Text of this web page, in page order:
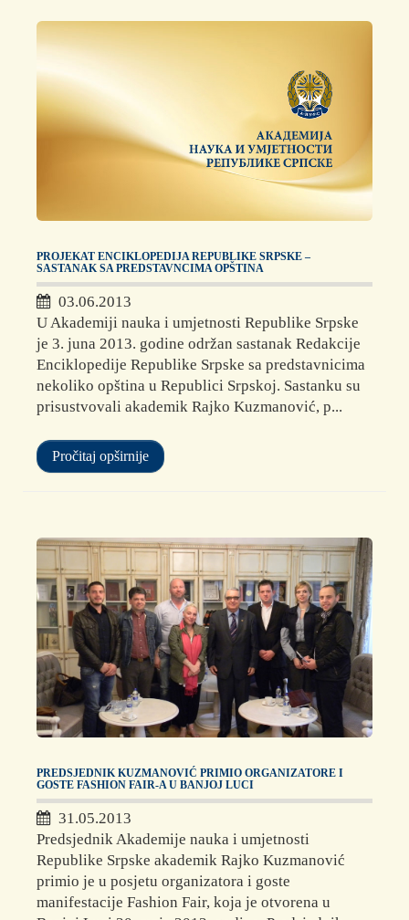
PROJEKAT ENCIKLOPEDIJA REPUBLIKE SRPSKE –
SASTANAK SA PREDSTAVNCIMA OPŠTINA
03.06.2013
U Akademiji nauka i umjetnosti Republike Srpske
je 3. juna 2013. godine održan sastanak Redakcije
Enciklopedije Republike Srpske sa predstavnicima
nekoliko opština u Republici Srpskoj. Sastanku su
prisustvovali akademik Rajko Kuzmanović, p...
Pročitaj opširnije
PREDSJEDNIK KUZMANOVIĆ PRIMIO ORGANIZATORE I
GOSTE FASHION FAIR-A U BANJOJ LUCI
31.05.2013
Predsjednik Akademije nauka i umjetnosti
Republike Srpske akademik Rajko Kuzmanović
primio je u posjetu organizatora i goste
manifestacije Fashion Fair, koja je otvorena u